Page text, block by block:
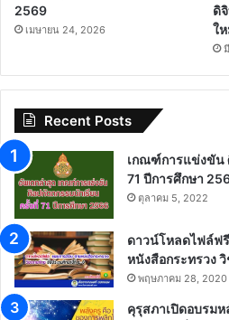
2569
เมษายน 24, 2026
ดิ
ใ
Recent Posts
เกณฑ์การแข่งขัน
71 ปีการศึกษา
ตุลาคม 5, 2022
ดาวน์โหลดไฟล์ฟ
หนังสือกระทรวง
พฤษภาคม 28, 2020
คุรุสภาเปิดอบรม